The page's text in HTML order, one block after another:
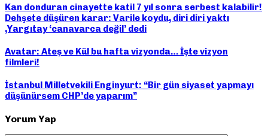
Kan donduran cinayette katil 7 yıl sonra serbest kalabilir!
Dehşete düşüren karar: Varile koydu, diri diri yaktı
,Yargıtay ‘canavarca değil’ dedi
Avatar: Ateş ve Kül bu hafta vizyonda… İşte vizyon
filmleri!
İstanbul Milletvekili Enginyurt: “Bir gün siyaset yapmayı
düşünürsem CHP’de yaparım”
Yorum Yap